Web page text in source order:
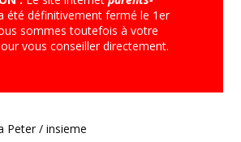
été définitivement fermé le 1er
sommes toutefois à votre
vous conseiller directement.
Peter / insieme